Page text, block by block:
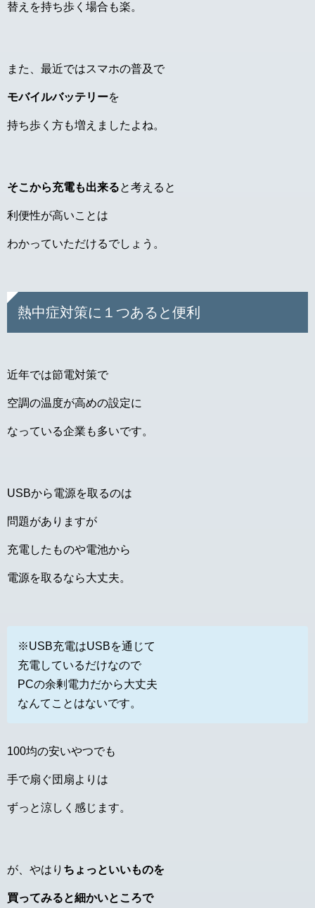
替えを持ち歩く場合も楽。
また、最近ではスマホの普及で
モバイルバッテリーを
持ち歩く方も増えましたよね。
そこから充電も出来ると考えると
利便性が高いことは
わかっていただけるでしょう。
熱中症対策に１つあると便利
近年では節電対策で
空調の温度が高めの設定に
なっている企業も多いです。
USBから電源を取るのは
問題がありますが
充電したものや電池から
電源を取るなら大丈夫。
※USB充電はUSBを通じて
充電しているだけなので
PCの余剰電力だから大丈夫
なんてことはないです。
100均の安いやつでも
手で扇ぐ団扇よりは
ずっと涼しく感じます。
が、やはり ちょっといいものを
買ってみると細かいところで